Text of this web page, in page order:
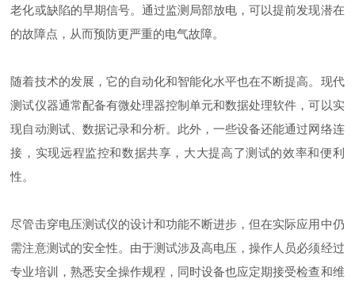
老化或缺陷的早期信号。通过监测局部放电，可以提前发现潜在
的故障点，从而预防更严重的电气故障。
随着技术的发展，它的自动化和智能化水平也在不断提高。现代
测试仪器通常配备有微处理器控制单元和数据处理软件，可以实
现自动测试、数据记录和分析。此外，一些设备还能通过网络连
接，实现远程监控和数据共享，大大提高了测试的效率和便利
性。
尽管击穿电压测试仪的设计和功能不断进步，但在实际应用中仍
需注意测试的安全性。由于测试涉及高电压，操作人员必须经过
专业培训，熟悉安全操作规程，同时设备也应定期接受检查和维